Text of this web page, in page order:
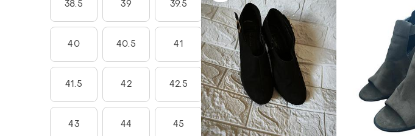
38.5 39 39.5
40 40.5 41
41.5 42 42.5
43 44 45